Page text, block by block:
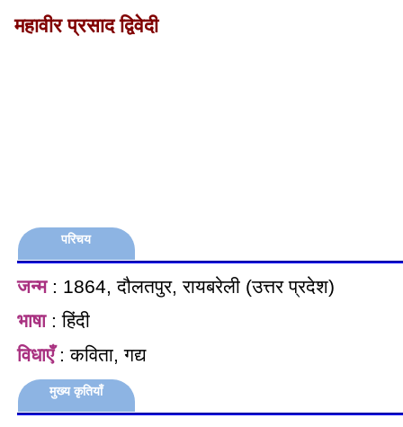
महावीर प्रसाद द्विवेदी
परिचय
जन्म: 1864, दौलतपुर, रायबरेली (उत्तर प्रदेश)
भाषा: हिंदी
विधाएँ: कविता, गद्य
मुख्य कृतियाँ